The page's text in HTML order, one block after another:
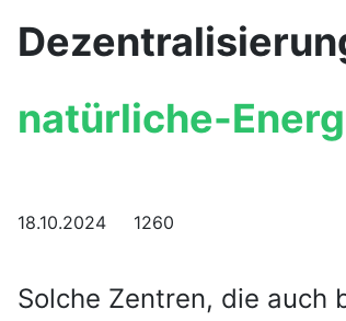
natürliche-
18.10.2024 1260
Solche Zentren, die auch